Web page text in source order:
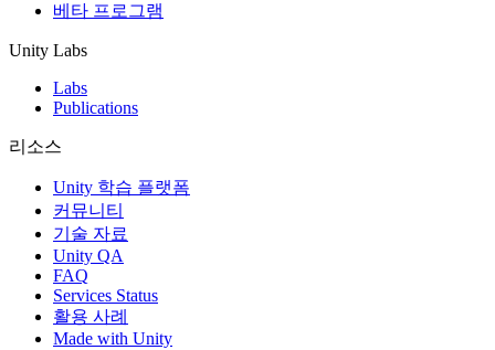
베타 프로그램
Unity Labs
Labs
Publications
리소스
Unity 학습 플랫폼
커뮤니티
기술 자료
Unity QA
FAQ
Services Status
활용 사례
Made with Unity